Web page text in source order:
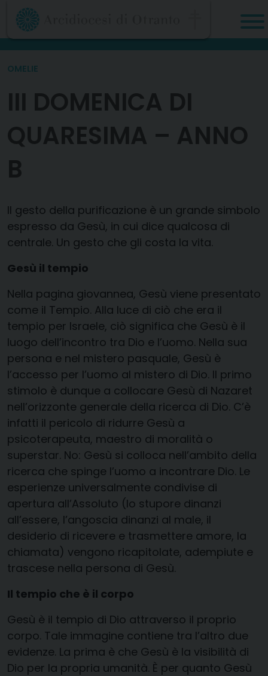
Skip
content
OMELIE
III DOMENICA DI
QUARESIMA – ANNO
B
Il gesto della purificazione è un grande simbolo
espresso da Gesù, in cui dice qualcosa di
centrale. Un gesto che gli costa la vita.
Gesù il tempio
Nella pagina giovannea, Gesù viene presentato
come il Tempio. Alla luce di ciò che era il
tempio per Israele, ciò significa che Gesù è il
luogo dell’incontro tra Dio e l’uomo. Nella sua
persona e nel mistero pasquale, Gesù è
l’accesso per l’uomo al mistero di Dio. Il primo
stimolo è dunque a collocare Gesù di Nazaret
nell’orizzonte generale della ricerca di Dio. C’è
infatti il pericolo di ridurre Gesù a
psicoterapeuta, maestro di moralità o
superstar. No: Gesù si colloca nell’ambito della
ricerca che spinge l’uomo a incontrare Dio. Le
esperienze universalmente condivise di
apertura all’Assoluto (lo stupore dinanzi
all’essere, l’angoscia dinanzi al male, il
desiderio di ricevere e trasmettere amore, la
chiamata) vengono ricapitolate, adempiute e
trascese nella persona di Gesù.
Il tempio che è il corpo
Gesù è il tempio di Dio attraverso il proprio
corpo. Tale immagine contiene tra l’altro due
evidenze. La prima è che Gesù è la visibilità di
Dio per la propria umanità. È per quanto Gesù